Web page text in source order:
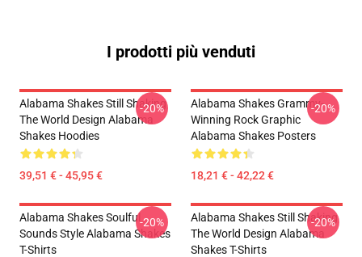
I prodotti più venduti
Alabama Shakes Still Shaking
The World Design Alabama
Shakes Hoodies
39,51 € - 45,95 €
-20%
Alabama Shakes Grammy-
Winning Rock Graphic
Alabama Shakes Posters
18,21 € - 42,22 €
-20%
Alabama Shakes Soulful
Sounds Style Alabama Shakes
T-Shirts
-20%
Alabama Shakes Still Shaking
The World Design Alabama
Shakes T-Shirts
-20%